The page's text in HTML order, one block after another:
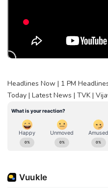
Headlines Now | 1 PM
Today | Latest News | TVK |